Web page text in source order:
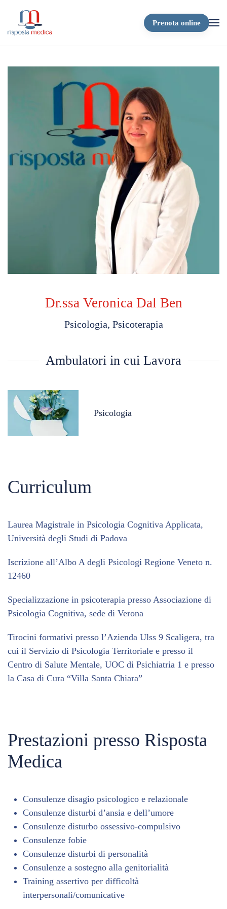
Prenota online
Curriculum
Laurea Magistrale in Psicologia Cognitiva Applicata,
Università degli Studi di Padova
Iscrizione all’Albo A degli Psicologi Regione Veneto n.
12460
Specializzazione in psicoterapia presso Associazione di
Psicologia Cognitiva, sede di Verona
Tirocini formativi presso l’Azienda Ulss 9 Scaligera, tra
cui il Servizio di Psicologia Territoriale e presso il
Centro di Salute Mentale, UOC di Psichiatria 1 e presso
la Casa di Cura “Villa Santa Chiara”
Prestazioni presso Risposta
Medica
Consulenze disagio psicologico e relazionale
Consulenze disturbi d’ansia e dell’umore
Consulenze disturbo ossessivo-compulsivo
Consulenze fobie
Consulenze disturbi di personalità
Consulenze a sostegno alla genitorialità
Training assertivo per difficoltà
interpersonali/comunicative
Dr.ssa Veronica Dal Ben
Psicologia, Psicoterapia
Ambulatori in cui Lavora
Psicologia